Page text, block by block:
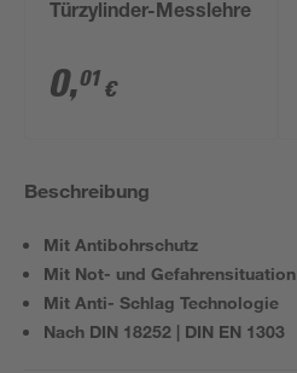
Türzylinder-Messlehre
0,01 €
Beschreibung
Mit Antibohrschutz
Mit Not- und Gefahrensituation
Mit Anti- Schlag Technologie
Nach DIN 18252 | DIN EN 1303